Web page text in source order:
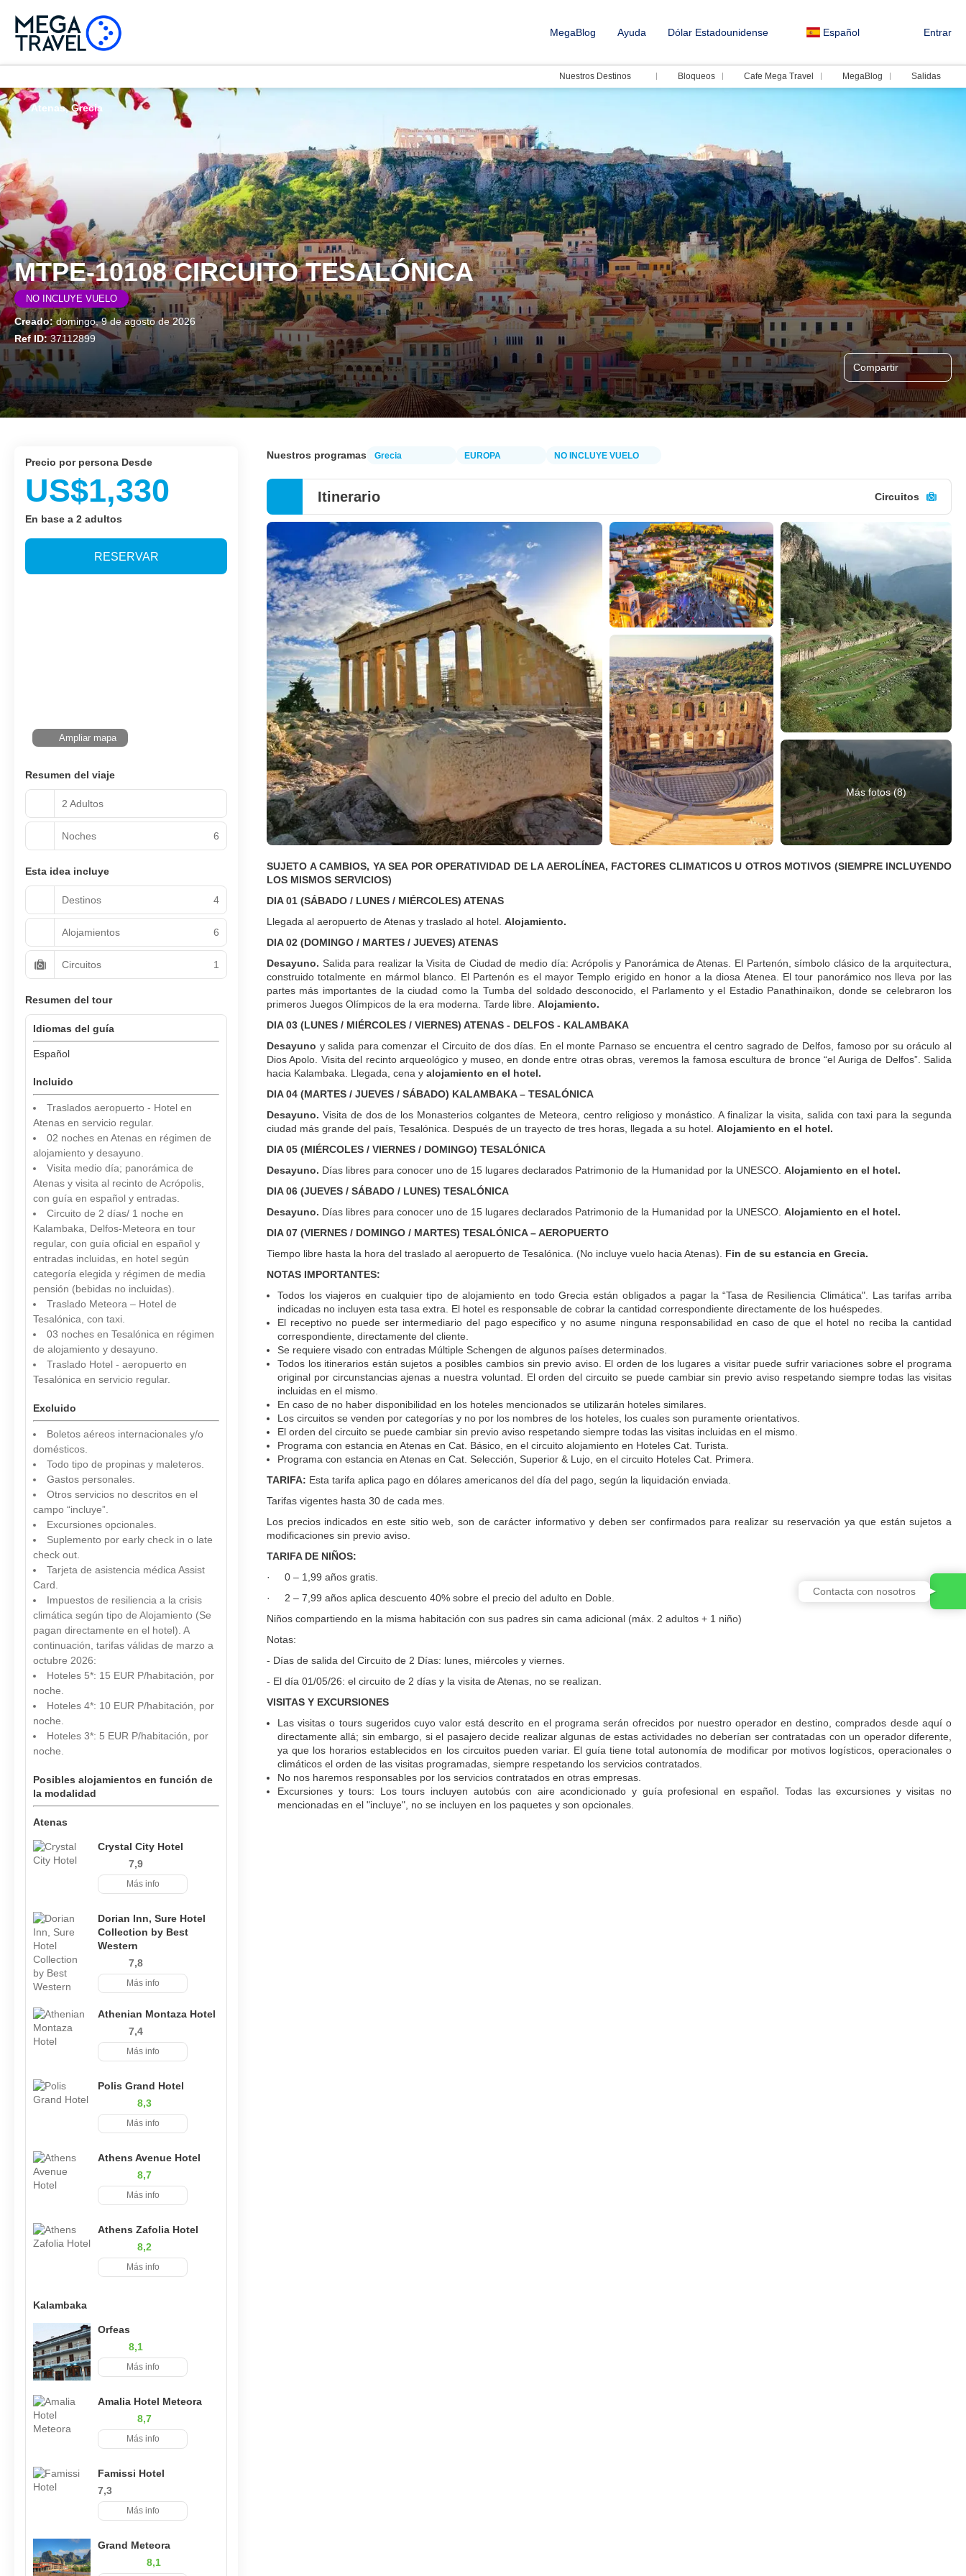
MegaBlog Ayuda Dólar Estadounidense Español Entrar
Nuestros Destinos Bloqueos Cafe Mega Travel MegaBlog Salidas
MTPE-10108 CIRCUITO TESALÓNICA
NO INCLUYE VUELO
Creado:domingo, 9 de agosto de 2026
Ref ID:37112899
Compartir
Atenas, Grecia
Nuestros programas Grecia EUROPA NO INCLUYE VUELO
Itinerario Circuitos
Más fotos (8)
SUJETO A CAMBIOS, YA SEA POR OPERATIVIDAD DE LA AEROLÍNEA, FACTORES CLIMATICOS U OTROS MOTIVOS (SIEMPRE INCLUYENDO
LOS MISMOS SERVICIOS)
DIA 01 (SÁBADO / LUNES / MIÉRCOLES) ATENAS
Llegada al aeropuerto de Atenas y traslado al hotel. Alojamiento.
DIA 02 (DOMINGO / MARTES / JUEVES) ATENAS
Desayuno. Salida para realizar la Visita de Ciudad de medio día: Acrópolis y Panorámica de Atenas. El Partenón, símbolo clásico de la arquitectura,
construido totalmente en mármol blanco. El Partenón es el mayor Templo erigido en honor a la diosa Atenea. El tour panorámico nos lleva por las
partes más importantes de la ciudad como la Tumba del soldado desconocido, el Parlamento y el Estadio Panathinaikon, donde se celebraron los
primeros Juegos Olímpicos de la era moderna. Tarde libre. Alojamiento.
DIA 03 (LUNES / MIÉRCOLES / VIERNES) ATENAS - DELFOS - KALAMBAKA
Desayuno y salida para comenzar el Circuito de dos días. En el monte Parnaso se encuentra el centro sagrado de Delfos, famoso por su oráculo al
Dios Apolo. Visita del recinto arqueológico y museo, en donde entre otras obras, veremos la famosa escultura de bronce “el Auriga de Delfos”. Salida
hacia Kalambaka. Llegada, cena y alojamiento en el hotel.
DIA 04 (MARTES / JUEVES / SÁBADO) KALAMBAKA – TESALÓNICA
Desayuno. Visita de dos de los Monasterios colgantes de Meteora, centro religioso y monástico. A finalizar la visita, salida con taxi para la segunda
ciudad más grande del país, Tesalónica. Después de un trayecto de tres horas, llegada a su hotel. Alojamiento en el hotel.
DIA 05 (MIÉRCOLES / VIERNES / DOMINGO) TESALÓNICA
Desayuno. Días libres para conocer uno de 15 lugares declarados Patrimonio de la Humanidad por la UNESCO. Alojamiento en el hotel.
DIA 06 (JUEVES / SÁBADO / LUNES) TESALÓNICA
Desayuno. Días libres para conocer uno de 15 lugares declarados Patrimonio de la Humanidad por la UNESCO. Alojamiento en el hotel.
DIA 07 (VIERNES / DOMINGO / MARTES) TESALÓNICA – AEROPUERTO
Tiempo libre hasta la hora del traslado al aeropuerto de Tesalónica. (No incluye vuelo hacia Atenas). Fin de su estancia en Grecia.
NOTAS IMPORTANTES:
Todos los viajeros en cualquier tipo de alojamiento en todo Grecia están obligados a pagar la “Tasa de Resiliencia Climática". Las tarifas arriba
indicadas no incluyen esta tasa extra. El hotel es responsable de cobrar la cantidad correspondiente directamente de los huéspedes.
El receptivo no puede ser intermediario del pago especifico y no asume ninguna responsabilidad en caso de que el hotel no reciba la cantidad
correspondiente, directamente del cliente.
Se requiere visado con entradas Múltiple Schengen de algunos países determinados.
Todos los itinerarios están sujetos a posibles cambios sin previo aviso. El orden de los lugares a visitar puede sufrir variaciones sobre el programa
original por circunstancias ajenas a nuestra voluntad. El orden del circuito se puede cambiar sin previo aviso respetando siempre todas las visitas
incluidas en el mismo.
En caso de no haber disponibilidad en los hoteles mencionados se utilizarán hoteles similares.
Los circuitos se venden por categorías y no por los nombres de los hoteles, los cuales son puramente orientativos.
El orden del circuito se puede cambiar sin previo aviso respetando siempre todas las visitas incluidas en el mismo.
Programa con estancia en Atenas en Cat. Básico, en el circuito alojamiento en Hoteles Cat. Turista.
Programa con estancia en Atenas en Cat. Selección, Superior & Lujo, en el circuito Hoteles Cat. Primera.
TARIFA: Esta tarifa aplica pago en dólares americanos del día del pago, según la liquidación enviada.
Tarifas vigentes hasta 30 de cada mes.
Los precios indicados en este sitio web, son de carácter informativo y deben ser confirmados para realizar su reservación ya que están sujetos a
modificaciones sin previo aviso.
TARIFA DE NIÑOS:
· 0 – 1,99 años gratis.
· 2 – 7,99 años aplica descuento 40% sobre el precio del adulto en Doble.
Niños compartiendo en la misma habitación con sus padres sin cama adicional (máx. 2 adultos + 1 niño)
Notas:
- Días de salida del Circuito de 2 Días: lunes, miércoles y viernes.
- El día 01/05/26: el circuito de 2 días y la visita de Atenas, no se realizan.
VISITAS Y EXCURSIONES
Las visitas o tours sugeridos cuyo valor está descrito en el programa serán ofrecidos por nuestro operador en destino, comprados desde aquí o
directamente allá; sin embargo, si el pasajero decide realizar algunas de estas actividades no deberían ser contratadas con un operador diferente,
ya que los horarios establecidos en los circuitos pueden variar. El guía tiene total autonomía de modificar por motivos logísticos, operacionales o
climáticos el orden de las visitas programadas, siempre respetando los servicios contratados.
No nos haremos responsables por los servicios contratados en otras empresas.
Excursiones y tours: Los tours incluyen autobús con aire acondicionado y guía profesional en español. Todas las excursiones y visitas no
mencionadas en el "incluye", no se incluyen en los paquetes y son opcionales.
precio por persona Desde
US$1,330
En base a 2 adultos
RESERVAR
Ampliar mapa
Resumen del viaje
2 Adultos
Noches 6
Esta idea incluye
Destinos 4
Alojamientos 6
Circuitos 1
Resumen del tour
Idiomas del guía
Español
Incluido
Traslados aeropuerto - Hotel en
Atenas en servicio regular.
02 noches en Atenas en régimen de
alojamiento y desayuno.
Visita medio día; panorámica de
Atenas y visita al recinto de Acrópolis,
con guía en español y entradas.
Circuito de 2 días/ 1 noche en
Kalambaka, Delfos-Meteora en tour
regular, con guía oficial en español y
entradas incluidas, en hotel según
categoría elegida y régimen de media
pensión (bebidas no incluidas).
Traslado Meteora – Hotel de
Tesalónica, con taxi.
03 noches en Tesalónica en régimen
de alojamiento y desayuno.
Traslado Hotel - aeropuerto en
Tesalónica en servicio regular.
Excluido
Boletos aéreos internacionales y/o
domésticos.
Todo tipo de propinas y maleteros.
Gastos personales.
Otros servicios no descritos en el
campo “incluye”.
Excursiones opcionales.
Suplemento por early check in o late
check out.
Tarjeta de asistencia médica Assist
Card.
Impuestos de resiliencia a la crisis
climática según tipo de Alojamiento (Se
pagan directamente en el hotel). A
continuación, tarifas válidas de marzo a
octubre 2026:
Hoteles 5*: 15 EUR P/habitación, por
noche.
Hoteles 4*: 10 EUR P/habitación, por
noche.
Hoteles 3*: 5 EUR P/habitación, por
noche.
Posibles alojamientos en función de
la modalidad
Atenas
Crystal City Hotel
7,9
Más info
Dorian Inn, Sure Hotel
Collection by Best
Western
7,8
Más info
Athenian Montaza Hotel
7,4
Más info
Polis Grand Hotel
8,3
Más info
Athens Avenue Hotel
8,7
Más info
Athens Zafolia Hotel
8,2
Más info
Kalambaka
Orfeas
8,1
Más info
Amalia Hotel Meteora
8,7
Más info
Famissi Hotel
7,3
Más info
Grand Meteora
8,1
Contacta con nosotros